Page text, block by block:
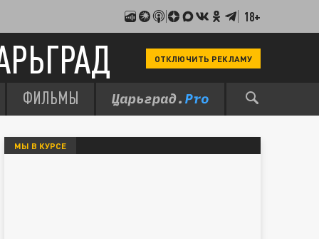
18+
ОТКЛЮЧИТЬ РЕКЛАМУ
ФИЛЬМЫ
МЫ В КУРСЕ